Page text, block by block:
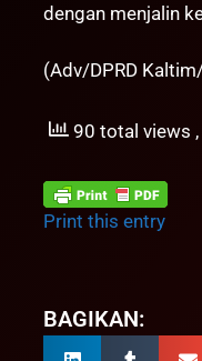
dengan menjalin
(Adv/DPRD
90 total views
Print this entry
BAGIKAN: